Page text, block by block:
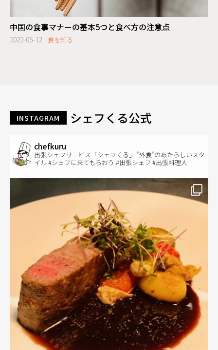
中国の食事マナーの基本5つと食べ方の注意点
2022-05-12 食を知る
INSTAGRAM シェフくる公式
chefkuru
出張シェフサービス「シェフくる」 ”外食”のあたらしいスタ
イル #シェフに来てもらおう #出張シェフ #出張料理人